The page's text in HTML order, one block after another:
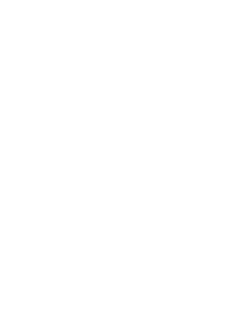
力深夜将其击毙
手拳打脚踢
义